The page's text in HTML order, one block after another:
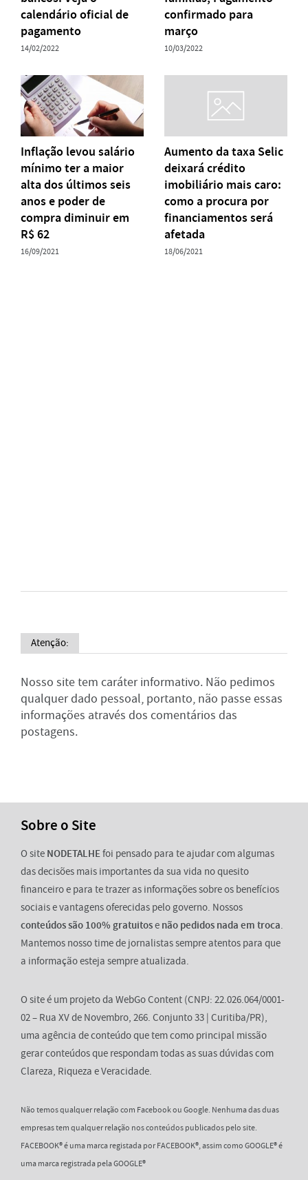
calendário oficial de
pagamento
14/02/2022
confirmado para
março
10/03/2022
Inflação levou salário
mínimo ter a maior
alta dos últimos seis
anos e poder de
compra diminuir em
R$ 62
16/09/2021
Aumento da taxa Selic
deixará crédito
imobiliário mais caro:
como a procura por
financiamentos será
afetada
18/06/2021
Atenção:
Nosso site tem caráter informativo. Não pedimos
qualquer dado pessoal, portanto, não passe essas
informações através dos comentários das
postagens.
Sobre o Site
O site NODETALHEfoi pensado para te ajudar com algumas
das decisões mais importantes da sua vida no quesito
financeiro e para te trazer as informações sobre os benefícios
sociais e vantagens oferecidas pelo governo. Nossos
conteúdos são 100% gratuitose não pedidos nada em troca.
Mantemos nosso time de jornalistas sempre atentos para que
a informação esteja sempre atualizada.
O site é um projeto da WebGo Content (CNPJ: 22.026.064/0001-
02 – Rua XV de Novembro, 266. Conjunto 33 | Curitiba/PR),
uma agência de conteúdo que tem como principal missão
gerar conteúdos que respondam todas as suas dúvidas com
Clareza, Riqueza e Veracidade.
Não temos qualquer relação com Facebook ou Google. Nenhuma das duas
empresas tem qualquer relação nos conteúdos publicados pelo site.
FACEBOOK® é uma marca registada por FACEBOOK®, assim como GOOGLE® é
uma marca registrada pela GOOGLE®